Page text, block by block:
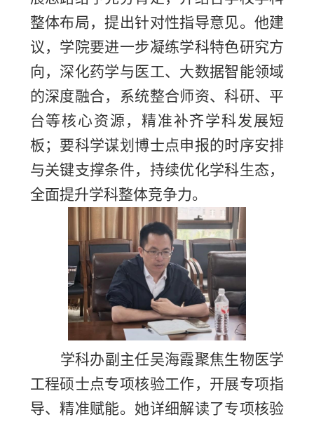
整体布局，提出针对性指导意见。他建
议，学院要进一步凝练学科特色研究方
向，深化药学与医工、大数据智能领域
的深度融合，系统整合师资、科研、平
台等核心资源，精准补齐学科发展短
板；要科学谋划博士点申报的时序安排
与关键支撑条件，持续优化学科生态，
全面提升学科整体竞争力。
学科办副主任吴海霞聚焦生物医学
工程硕士点专项核验工作，开展专项指
导、精准赋能。她详细解读了专项核验